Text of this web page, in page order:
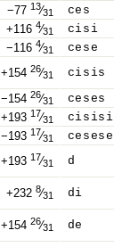
−7713⁄31 ces
+1164⁄31 cisi
−1164⁄31 cese
+15426⁄31 cisis
−15426⁄31 ceses
+19317⁄31 cisisi
−19317⁄31 cesese
+19317⁄31 d
+2328⁄31 di
+15426⁄31 de